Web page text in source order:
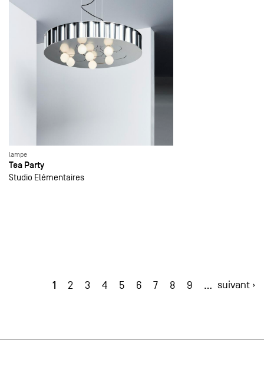
lampe
Tea Party
Studio Elémentaires
1 2 3 4 5 6 7 8 9 … suivant ›